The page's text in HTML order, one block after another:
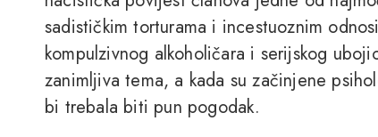
sadističkim torturama i incestuoznim
kompulzivnog alkoholičara i serijskog
zanimljiva tema, a kada su začinjene
bi trebala biti pun pogodak.